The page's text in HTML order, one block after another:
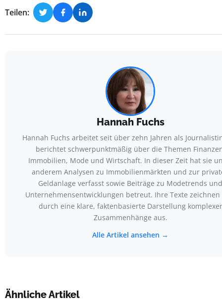
Teilen:
Hannah Fuchs
Hannah Fuchs arbeitet seit über zehn Jahren als
berichtet schwerpunktmäßig über die Themen
Immobilien, Mode und Wirtschaft. In dieser Zeit hat sie
anderem Analysen zu Immobilienmärkten und zur
Geldanlage verfasst sowie Beiträge zu Modetrends und
Unternehmensentwicklungen betreut. Ihre Texte zeichnen
durch eine klare, faktenbasierte Darstellung komplexer
Zusammenhänge aus.
Alle Artikel ansehen →
Ähnliche Artikel